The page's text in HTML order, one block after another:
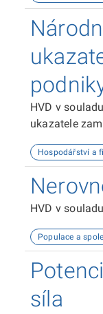
HVD v
ukazatele
Hospodářství a
HVD v
Populace a
síla